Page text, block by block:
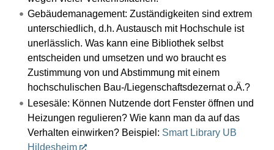
Gebäudemanagement: Zuständigkeiten sind extrem
unterschiedlich, d.h. Austausch mit Hochschule ist
unerlässlich. Was kann eine Bibliothek selbst
entscheiden und umsetzen und wo braucht es
Zustimmung von und Abstimmung mit einem
hochschulischen Bau-/Liegenschaftsdezernat o.Ä.?
Lesesäle: Können Nutzende dort Fenster öffnen und
Heizungen regulieren? Wie kann man da auf das
Verhalten einwirken? Beispiel: Smart Library UB
Hildesheim